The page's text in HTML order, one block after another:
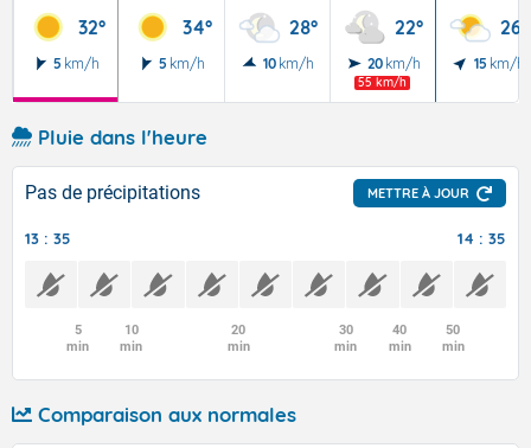
32°
5 km/h
34°
5 km/h
28°
10 km/h
22°
20 km/h
55 km/h
26°
15 km/h
Pluie dans l'heure
Pas de précipitations METTRE À JOUR
13 : 35 14 : 35
5
min
10
min
20
min
30
min
40
min
50
min
Comparaison aux normales